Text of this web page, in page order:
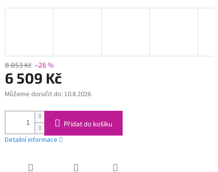
8 853 Kč –26 %
6 509 Kč
Měrná
Můžeme doručit do: 10.8.2026
Přidat do košíku
Detailní informace